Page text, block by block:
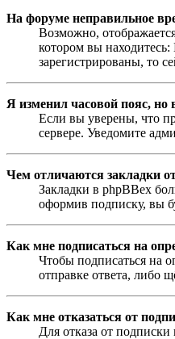
На форуме неправильное
Возможно,
котором вы
зарегистрированы, то
Я изменил часовой пояс, но
Если вы уверены, что
сервере. Уведомите
Чем отличаются закладки
Закладки в phpBBex
оформив подписку, вы
Как мне подписаться на
Чтобы подписаться на
отправке ответа, либо
Как мне отказаться от
Для отказа от